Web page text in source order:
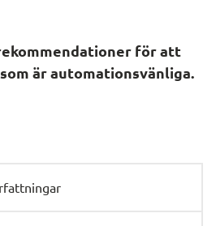
för att
är automationsvänliga.